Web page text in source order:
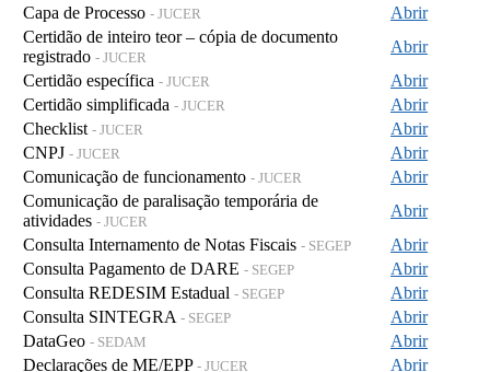
Capa de Processo - JUCER
Abrir
Certidão de inteiro teor – cópia de documento
registrado - JUCER
Abrir
Certidão específica - JUCER
Abrir
Certidão simplificada - JUCER
Abrir
Checklist - JUCER
Abrir
CNPJ - JUCER
Abrir
Comunicação de funcionamento - JUCER
Abrir
Comunicação de paralisação temporária de
atividades - JUCER
Abrir
Consulta Internamento de Notas Fiscais - SEGEP
Abrir
Consulta Pagamento de DARE - SEGEP
Abrir
Consulta REDESIM Estadual - SEGEP
Abrir
Consulta SINTEGRA - SEGEP
Abrir
DataGeo - SEDAM
Abrir
Declarações de ME/EPP - JUCER Abrir